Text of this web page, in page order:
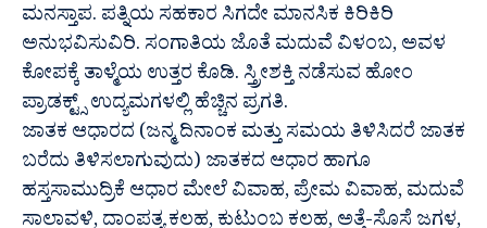
ಮನಸ್ತಾಪ. ಪತ್ನಿಯ ಸಹಕಾರ ಸಿಗದೇ ಮಾನಸಿಕ ಕಿರಿಕಿರಿ
ಅನುಭವಿಸುವಿರಿ. ಸಂಗಾತಿಯ ಜೊತೆ ಮದುವೆ ವಿಳಂಬ, ಅವಳ
ಕೋಪಕ್ಕೆ ತಾಳ್ಮೆಯ ಉತ್ತರ ಕೊಡಿ. ಸ್ತ್ರೀಶಕ್ತಿ ನಡೆಸುವ ಹೋಂ
ಪ್ರಾಡಕ್ಟ್ಸ್ ಉದ್ಯಮಗಳಲ್ಲಿ ಹೆಚ್ಚಿನ ಪ್ರಗತಿ.
ಜಾತಕ ಆಧಾರದ (ಜನ್ಮ ದಿನಾಂಕ ಮತ್ತು ಸಮಯ ತಿಳಿಸಿದರೆ ಜಾತಕ
ಬರೆದು ತಿಳಿಸಲಾಗುವುದು) ಜಾತಕದ ಆಧಾರ ಹಾಗೂ
ಹಸ್ತಸಾಮುದ್ರಿಕೆ ಆಧಾರ ಮೇಲೆ ವಿವಾಹ, ಪ್ರೇಮ ವಿವಾಹ, ಮದುವೆ